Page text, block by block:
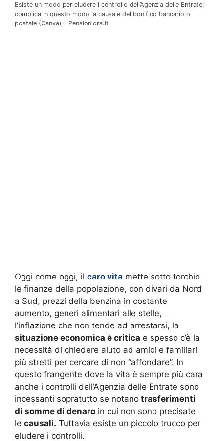
Esiste un modo per eludere i controllo dell’Agenzia delle Entrate:
complica in questo modo la causale del bonifico bancario o
postale (Canva) – Pensioniora.it
Oggi come oggi, il caro vita mette sotto torchio
le finanze della popolazione, con divari da Nord
a Sud, prezzi della benzina in costante
aumento, generi alimentari alle stelle,
l’inflazione che non tende ad arrestarsi, la
situazione economica è critica e spesso c’è la
necessità di chiedere aiuto ad amici e familiari
più stretti per cercare di non “affondare”. In
questo frangente dove la vita è sempre più cara
anche i controlli dell’Agenzia delle Entrate sono
incessanti sopratutto se notano trasferimenti
di somme di denaro in cui non sono precisate
le causali. Tuttavia esiste un piccolo trucco per
eludere i controlli.